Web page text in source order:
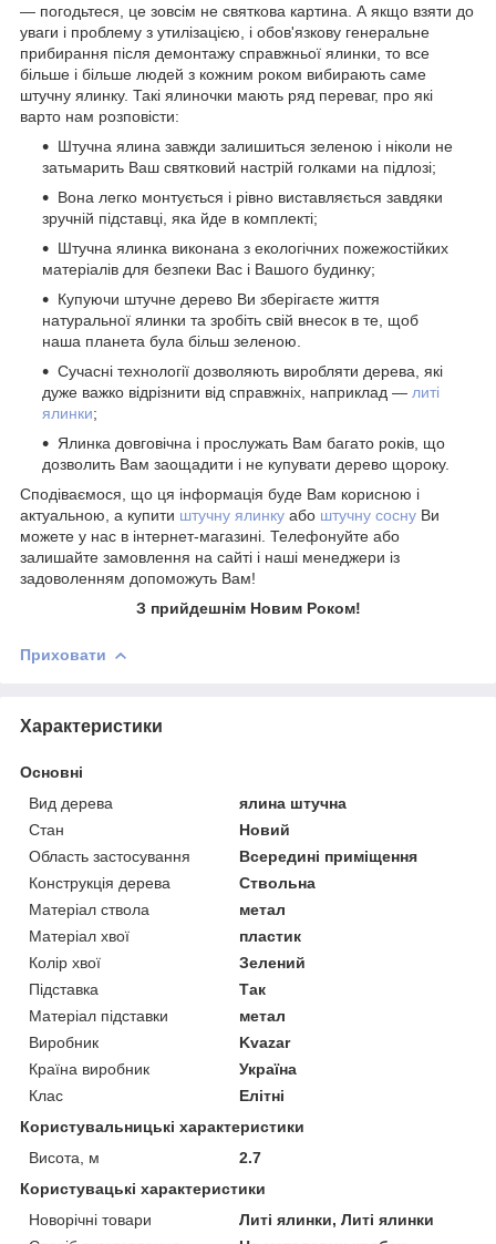
― погодьтеся, це зовсім не святкова картина. А якщо взяти до
уваги і проблему з утилізацією, і обов'язкову генеральне
прибирання після демонтажу справжньої ялинки, то все
більше і більше людей з кожним роком вибирають саме
штучну ялинку. Такі ялиночки мають ряд переваг, про які
варто нам розповісти:
Штучна ялина завжди залишиться зеленою і ніколи не
затьмарить Ваш святковий настрій голками на підлозі;
Вона легко монтується і рівно виставляється завдяки
зручній підставці, яка йде в комплекті;
Штучна ялинка виконана з екологічних пожежостійких
матеріалів для безпеки Вас і Вашого будинку;
Купуючи штучне дерево Ви зберігаєте життя
натуральної ялинки та зробіть свій внесок в те, щоб
наша планета була більш зеленою.
Сучасні технології дозволяють виробляти дерева, які
дуже важко відрізнити від справжніх, наприклад ― литі
ялинки;
Ялинка довговічна і прослужать Вам багато років, що
дозволить Вам заощадити і не купувати дерево щороку.
Сподіваємося, що ця інформація буде Вам корисною і
актуальною, а купити штучну ялинку або штучну сосну Ви
можете у нас в інтернет-магазині. Телефонуйте або
залишайте замовлення на сайті і наші менеджери із
задоволенням допоможуть Вам!
З прийдешнім Новим Роком!
Приховати
Характеристики
Основні
Вид дерева
ялина штучна
Стан
Новий
Область застосування
Всередині приміщення
Конструкція дерева
Ствольна
Матеріал ствола
метал
Матеріал хвої
пластик
Колір хвої
Зелений
Підставка
Так
Матеріал підставки
метал
Виробник
Kvazar
Країна виробник
Україна
Клас
Елітні
Користувальницькі характеристики
Висота, м
2.7
Користувацькi характеристики
Новорічні товари
Литі ялинки, Литі ялинки